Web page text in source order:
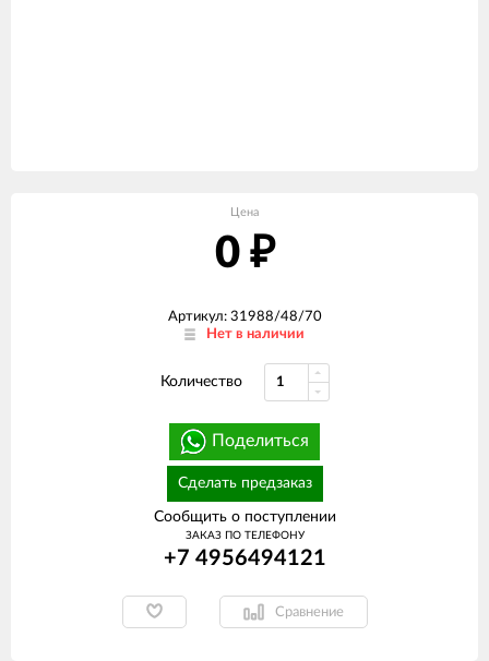
Цена
0 ₽
Артикул: 31988/48/70
Нет в наличии
Количество
Поделиться
Сделать предзаказ
Сообщить о поступлении
ЗАКАЗ ПО ТЕЛЕФОНУ
+7 4956494121
Сравнение